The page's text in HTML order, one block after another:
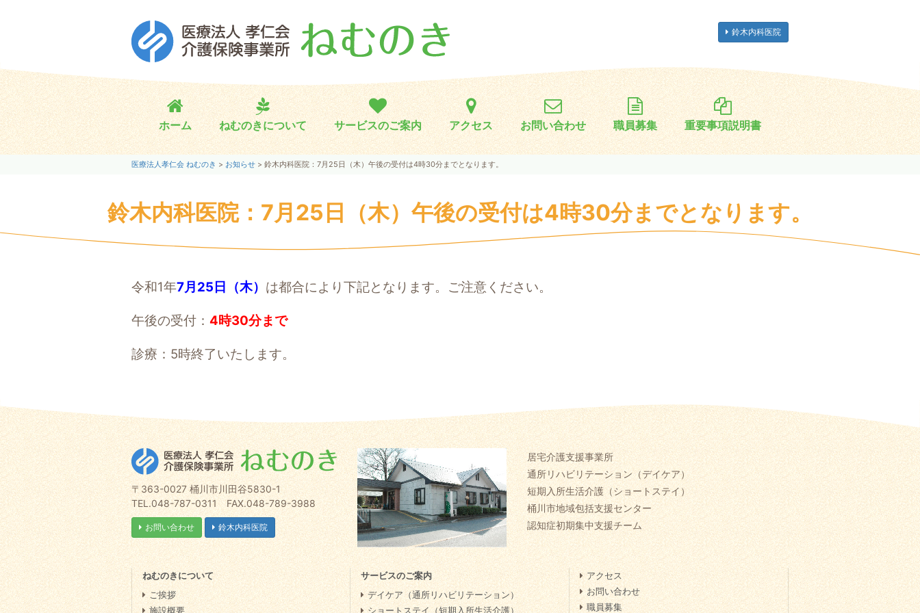
ホーム ねむのきについて サービスのご案内 アクセス お問い合わせ 職員募集 重要事項説明書
鈴木内科医院
医療法人孝仁会 ねむのき > お知らせ > 鈴木内科医院：7月25日（木）午後の受付は4時30分までとなります。
鈴木内科医院：7月25日（木）午後の受付は4時30分までとなります。
令和1年7月25日（木） は都合により下記となります。ご注意ください。
午後の受付： 4時30分まで
診療：5時終了いたします。
〒363-0027 桶川市川田谷5830-1
TEL.048-787-0311 FAX.048-789-3988
お問い合わせ 鈴木内科医院
居宅介護支援事業所
通所リハビリテーション（デイケア）
短期入所生活介護（ショートステイ）
桶川市地域包括支援センター
認知症初期集中支援チーム
ねむのきについて
ご挨拶
施設概要
サービスのご案内
デイケア（通所リハビリテーション）
ショートステイ（短期入所生活介護）
アクセス
お問い合わせ
職員募集